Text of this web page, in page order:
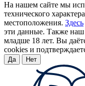
На нашем сайте мы
технического
местоположения. Здесь
эти данные. Также наш
младше 18 лет. Вы
cookies и
Да Нет